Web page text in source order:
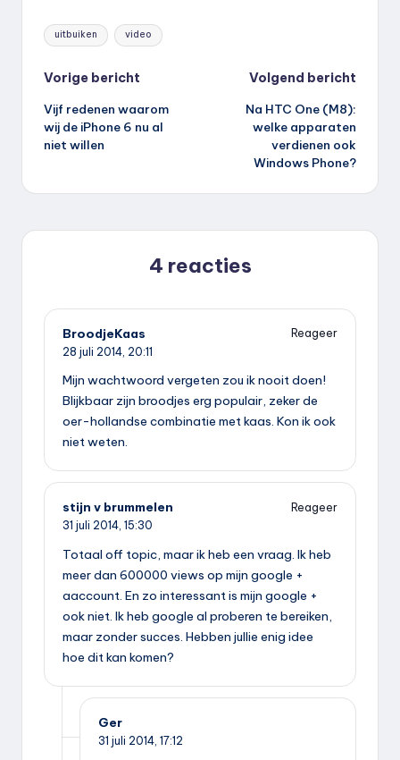
Tags:
uitbuiken video
Bericht
navigatie
Vorige bericht
Vijf redenen waarom
wij de iPhone 6 nu al
niet willen
Volgend bericht
Na HTC One (M8):
welke apparaten
verdienen ook
Windows Phone?
4 reacties
BroodjeKaas
Reageer
28 juli 2014, 20:11
Mijn wachtwoord vergeten zou ik nooit doen!
Blijkbaar zijn broodjes erg populair, zeker de
oer-hollandse combinatie met kaas. Kon ik ook
niet weten.
stijn v brummelen
Reageer
31 juli 2014, 15:30
Totaal off topic, maar ik heb een vraag. Ik heb
meer dan 600000 views op mijn google +
aaccount. En zo interessant is mijn google +
ook niet. Ik heb google al proberen te bereiken,
maar zonder succes. Hebben jullie enig idee
hoe dit kan komen?
Ger
31 juli 2014, 17:12